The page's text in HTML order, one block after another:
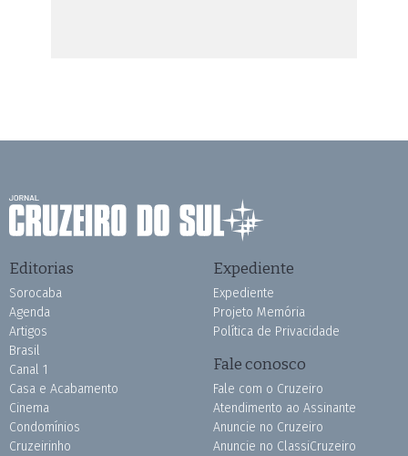
Editorias
Sorocaba
Agenda
Artigos
Brasil
Canal 1
Casa e Acabamento
Cinema
Condomínios
Cruzeirinho
Expediente
Expediente
Projeto Memória
Política de Privacidade
Fale conosco
Fale com o Cruzeiro
Atendimento ao Assinante
Anuncie no Cruzeiro
Anuncie no ClassiCruzeiro